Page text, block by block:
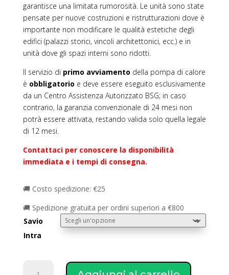
a
€4.610,00
garantisce una limitata rumorosità. Le unità sono state
pensate per nuove costruzioni e ristrutturazioni dove è
importante non modificare le qualità estetiche degli
edifici (palazzi storici, vincoli architettonici, ecc.) e in
unità dove gli spazi interni sono ridotti.
Il servizio di primo avviamento della pompa di calore
è obbligatorio e deve essere eseguito esclusivamente
da un Centro Assistenza Autorizzato BSG; in caso
contrario, la garanzia convenzionale di 24 mesi non
potrà essere attivata, restando valida solo quella legale
di 12 mesi.
Contattaci per conoscere la disponibilità
immediata e i tempi di consegna.
🚚 Costo spedizione: €25
🚚 Spedizione gratuita per ordini superiori a €800
Savio
Intra